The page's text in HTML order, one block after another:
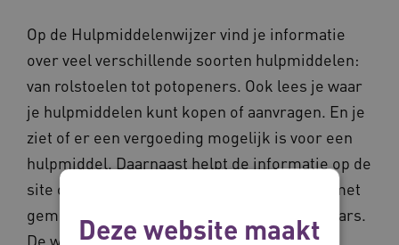
Op de Hulpmiddelenwijzer vind je informatie
over veel verschillende soorten hulpmiddelen:
van rolstoelen tot potopeners. Ook lees je waar
je hulpmiddelen kunt kopen of aanvragen. En je
ziet of er een vergoeding mogelijk is voor een
hulpmiddel. Daarnaast helpt de informatie op de
site om je voor te bereiden op gesprekken met
gemeenten, behandelaars of zorgverzekeraars.
De website is onafhankelijk en niet
Deze website maakt